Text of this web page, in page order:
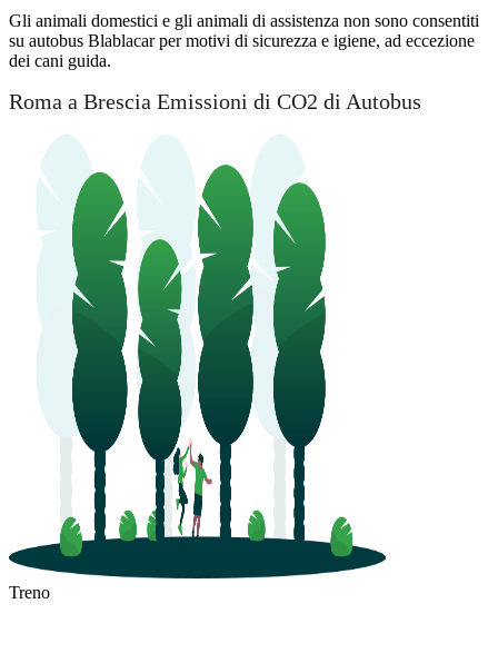
Gli animali domestici e gli animali di assistenza non sono consentiti
su autobus Blablacar per motivi di sicurezza e igiene, ad eccezione
dei cani guida.
Roma a Brescia Emissioni di CO2 di Autobus
Treno